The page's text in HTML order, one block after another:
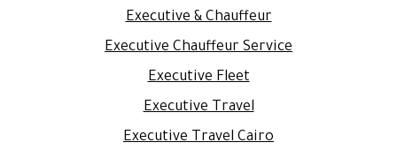
Executive & Chauffeur
Executive Chauffeur Service
Executive Fleet
Executive Travel
Executive Travel Cairo